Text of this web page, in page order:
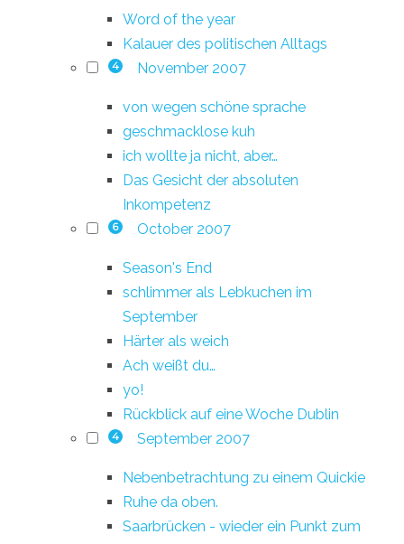
Word of the year
Kalauer des politischen Alltags
4 November 2007
von wegen schöne sprache
geschmacklose kuh
ich wollte ja nicht, aber…
Das Gesicht der absoluten
Inkompetenz
6 October 2007
Season's End
schlimmer als Lebkuchen im
September
Härter als weich
Ach weißt du…
yo!
Rückblick auf eine Woche Dublin
4 September 2007
Nebenbetrachtung zu einem Quickie
Ruhe da oben.
Saarbrücken - wieder ein Punkt zum